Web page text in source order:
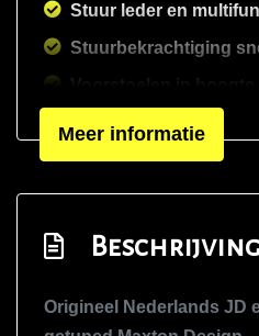
Stuur leder en
Stuurbekrachtiging
Voorstoelen in hoogte
Voorstoelen verwarmd
Zwarte hemelbekleding
Anti blokkeer systeem
Bestuurdersairbag
Meer informatie
Origineel Nederlands JD